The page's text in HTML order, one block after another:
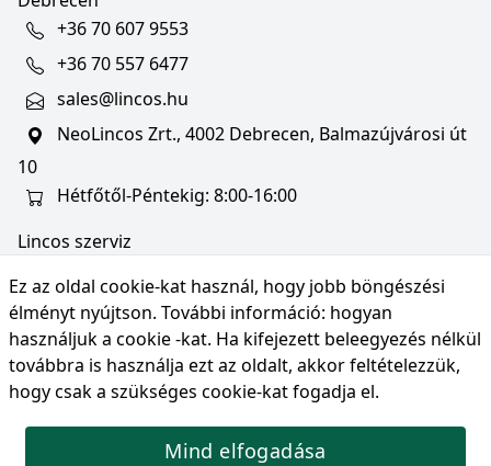
Ez az oldal cookie-kat használ, hogy jobb böngészési
élményt nyújtson. További információ: hogyan
használjuk a cookie -kat. Ha kifejezett beleegyezés nélkül
továbbra is használja ezt az oldalt, akkor feltételezzük,
hogy csak a szükséges cookie-kat fogadja el.
Mind elfogadása
+36 70 607 9553
+36 70 557 6477
sales@lincos.hu
NeoLincos Zrt., 4002 Debrecen, Balmazújvárosi út
10
Hétfőtől-Péntekig: 8:00-16:00
Lincos szerviz
NeoLincos Zrt., 4002 Debrecen, Balmazújvárosi út
10
Nyitvatartás: hétfő-péntek 8:00-16:00